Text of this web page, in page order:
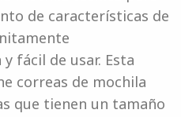
de características de
fácil de usar. Esta
correas de mochila
que tienen un tamaño